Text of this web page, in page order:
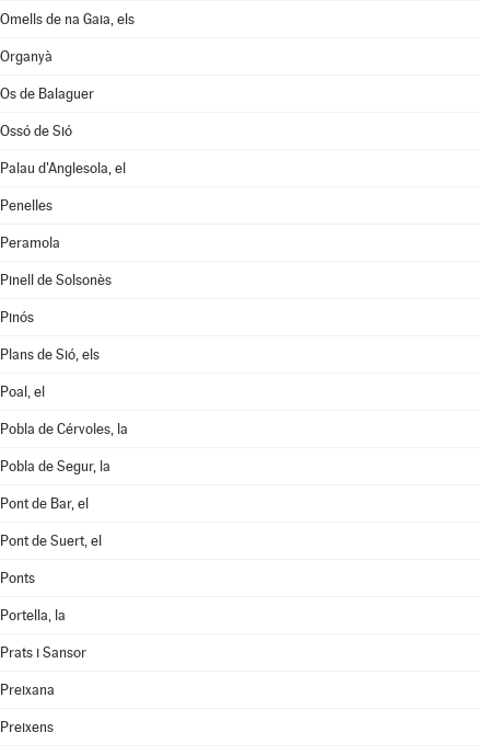
Omells de na Gaia, els
Organyà
Os de Balaguer
Ossó de Sió
Palau d'Anglesola, el
Penelles
Peramola
Pinell de Solsonès
Pinós
Plans de Sió, els
Poal, el
Pobla de Cérvoles, la
Pobla de Segur, la
Pont de Bar, el
Pont de Suert, el
Ponts
Portella, la
Prats i Sansor
Preixana
Preixens